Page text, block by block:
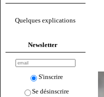
Quelques explications
Newsletter
S'inscrire
Se désinscrire